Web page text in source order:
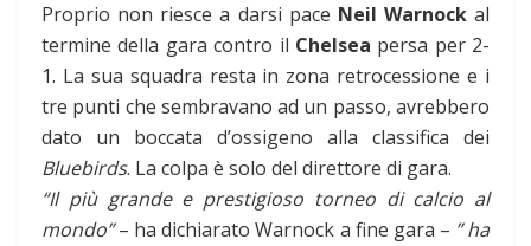
Proprio non riesce a darsi pace Neil Warnockal
termine della gara contro il Chelsea persa per 2-
1. La sua squadra resta in zona retrocessione e i
tre punti che sembravano ad un passo, avrebbero
dato un boccata d’ossigeno alla classifica dei
Bluebirds. La colpa è solo del direttore di gara.
“Il più grande e prestigioso torneo di calcio al
mondo”– ha dichiarato Warnock a fine gara – ” ha